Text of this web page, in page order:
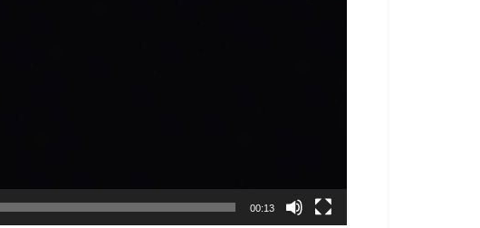
00:13